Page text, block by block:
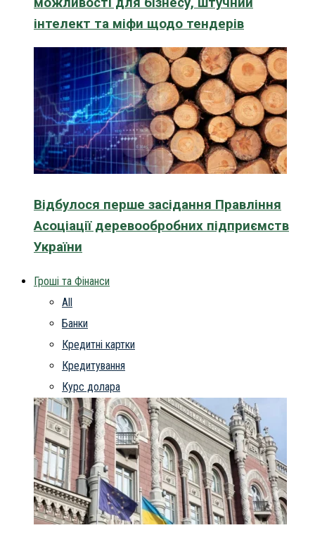
інтелект та міфи щодо тендерів
Відбулося перше засідання Правління
Асоціації деревообробних підприємств
України
Гроші та Фінанси
All
Банки
Кредитні картки
Кредитування
Курс долара